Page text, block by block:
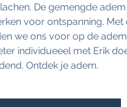
De gemengde
voor ontspanning. Met
we ons voor op de adem
individueeel met Erik
Ontdek je adem.